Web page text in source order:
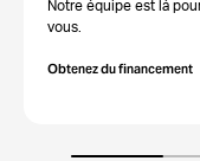
Notre équipe est là
vous.
Obtenez du financement